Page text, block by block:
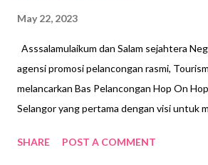
May 22, 2023
Asssalamulaikum dan Salam sejahtera
agensi promosi pelancongan rasmi,
melancarkan Bas Pelancongan Hop On
Selangor yang pertama dengan visi untuk
Bas pelancongan tersebut telah
SHARE POST A COMMENT